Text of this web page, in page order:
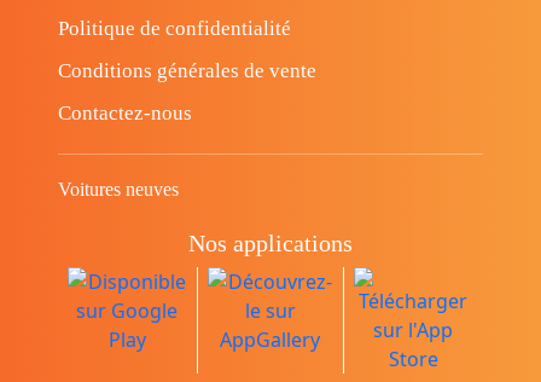
Politique de confidentialité
Conditions générales de vente
Contactez-nous
Voitures neuves
Nos applications